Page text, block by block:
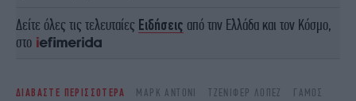
Δείτε όλες τις τελευταίες Ειδήσεις από την Ελλάδα και τον Κόσμο,
στο
ΔΙΑΒΑΣΤΕ ΠΕΡΙΣΣΟΤΕΡΑ ΜΆΡΚ ΆΝΤΟΝΙ ΤΖΈΝΙΦΕΡ ΛΌΠΕΖ
ΓΆΜΟΣ